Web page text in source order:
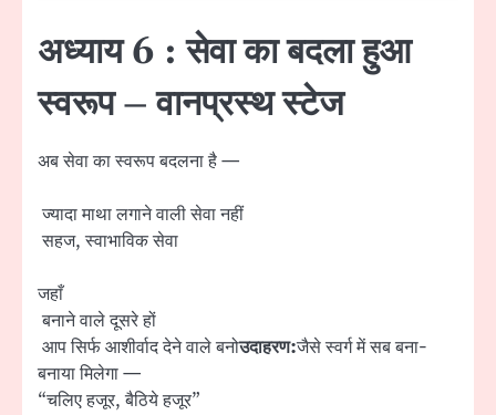
अध्याय 6 : सेवा का बदला हुआ
स्वरूप – वानप्रस्थ स्टेज
अब सेवा का स्वरूप बदलना है —
ज्यादा माथा लगाने वाली सेवा नहीं
सहज, स्वाभाविक सेवा
जहाँ
बनाने वाले दूसरे हों
आप सिर्फ आशीर्वाद देने वाले बनोउदाहरण:जैसे स्वर्ग में सब बना-
बनाया मिलेगा —
“चलिए हजूर, बैठिये हजूर”